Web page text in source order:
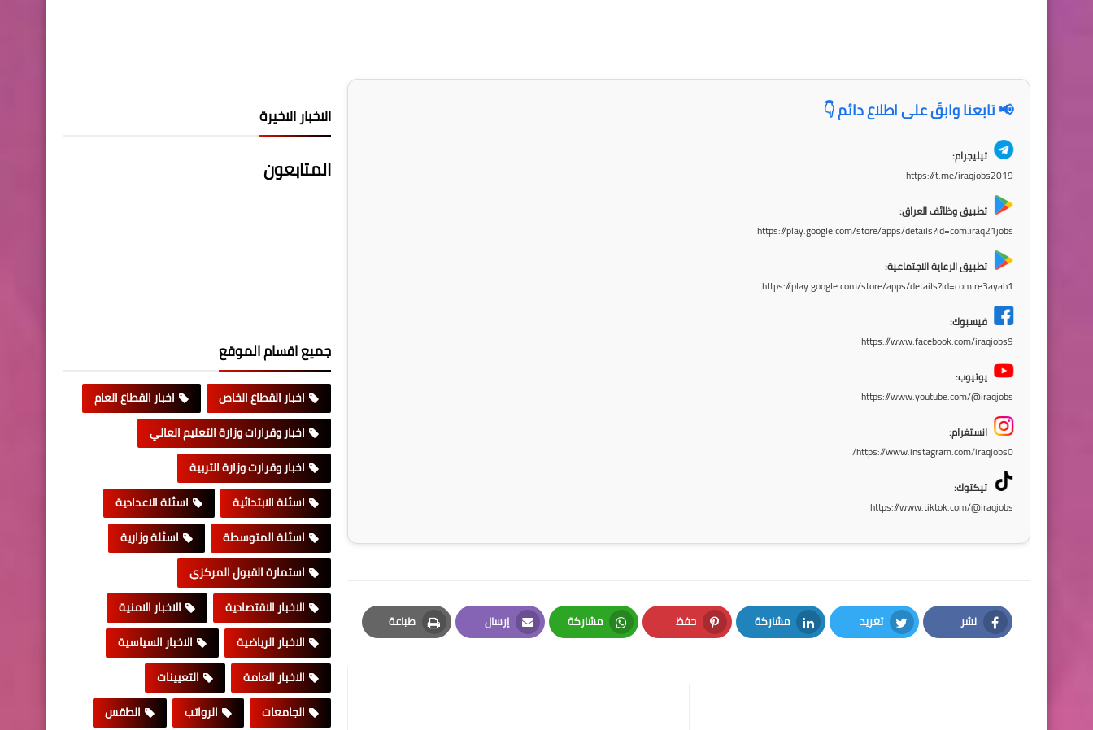
📢 تابعنا وابقَ على اطلاع دائم 👇
تيليجرام:
https://t.me/iraqjobs2019
تطبيق وظائف العراق:
https://play.google.com/store/apps/details?id=com.iraq21jobs
تطبيق الرعاية الاجتماعية:
https://play.google.com/store/apps/details?id=com.re3ayah1
فيسبوك:
https://www.facebook.com/iraqjobs9
يوتيوب:
https://www.youtube.com/@iraqjobs
انستغرام:
https://www.instagram.com/iraqjobs0/
تيكتوك:
https://www.tiktok.com/@iraqjobs
نشر
Facebook
تغريد
Twitter
مشاركة
LinkedIn
حفظ
Pinterest
مشاركة
Whatsapp
إرسال
Email
طباعة
Print
الاخبار الاخيرة
المتابعون
جميع اقسام الموقع
اخبار القطاع الخاص
اخبار القطاع العام
اخبار وقرارات وزارة التعليم العالي
اخبار وقرارت وزارة التربية
اسئلة الابتدائية
اسئلة الاعدادية
اسئلة المتوسطة
اسئلة وزارية
استمارة القبول المركزي
الاخبار الاقتصادية
الاخبار الامنية
الاخبار الرياضية
الاخبار السياسية
الاخبار العامة
التعيينات
الجامعات
الرواتب الطقس